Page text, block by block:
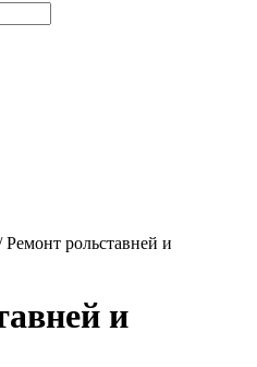
Ремонт рольставней и
и